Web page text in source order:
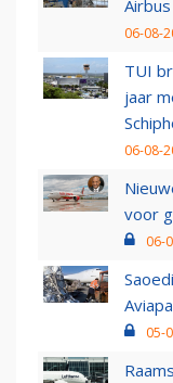
06-08-
TUI
jaar
06-08-
voor
06-
05-